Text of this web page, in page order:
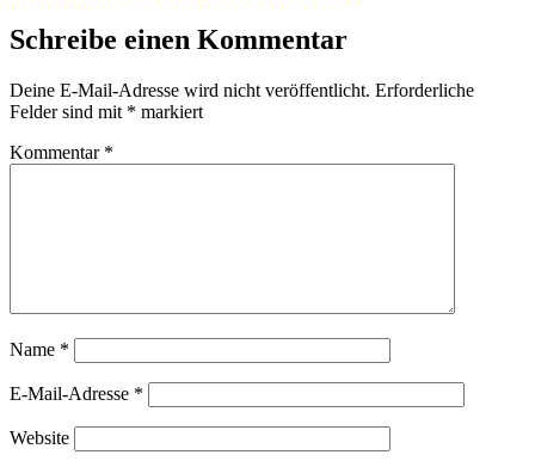
Schreibe einen Kommentar
Deine E-Mail-Adresse wird nicht veröffentlicht. Erforderliche
Felder sind mit * markiert
Kommentar *
Name *
E-Mail-Adresse *
Website